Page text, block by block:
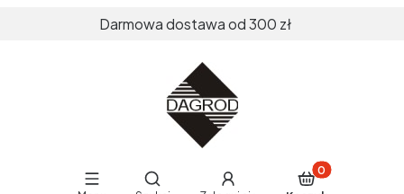
Darmowa dostawa od 300 zł
Otwórz wyszukiwarkę Produkty w